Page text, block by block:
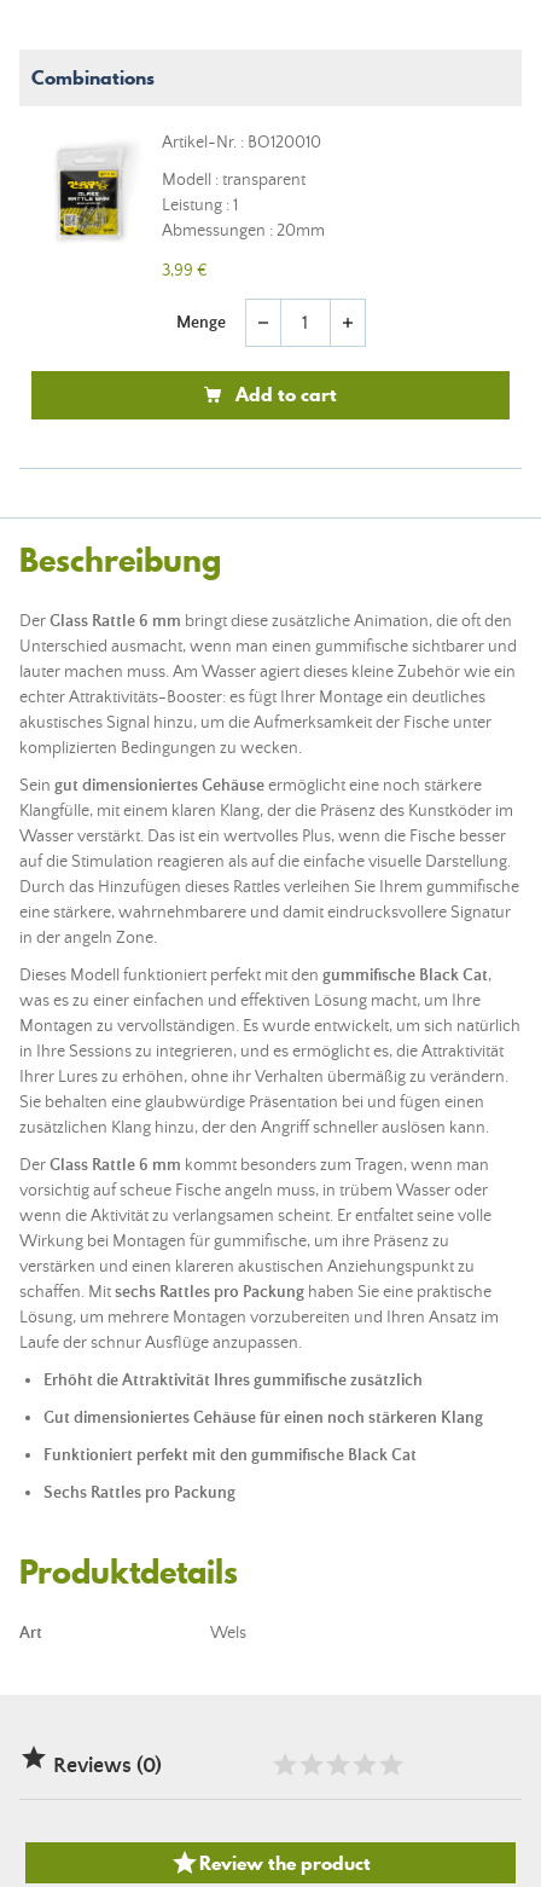
Combinations
Artikel-Nr. : BO120010
Modell : transparent
Leistung : 1
Abmessungen : 20mm
3,99 €
Menge remove add
Add to cart
Beschreibung
DerGlass Rattle 6 mm bringt diese zusätzliche Animation, die oft den
Unterschied ausmacht, wenn man einen gummifische sichtbarer und
lauter machen muss. Am Wasser agiert dieses kleine Zubehör wie ein
echter Attraktivitäts-Booster: es fügt Ihrer Montage ein deutliches
akustisches Signal hinzu, um die Aufmerksamkeit der Fische unter
komplizierten Bedingungen zu wecken.
Sein gut dimensioniertes Gehäuseermöglicht eine noch stärkere
Klangfülle, mit einem klaren Klang, der die Präsenz des Kunstköder im
Wasser verstärkt. Das ist ein wertvolles Plus, wenn die Fische besser
auf die Stimulation reagieren als auf die einfache visuelle Darstellung.
Durch das Hinzufügen dieses Rattles verleihen Sie Ihrem gummifische
eine stärkere, wahrnehmbarere und damit eindrucksvollere Signatur
in der angeln Zone.
Dieses Modell funktioniert perfekt mit den gummifische Black Cat,
was es zu einer einfachen und effektiven Lösung macht, um Ihre
Montagen zu vervollständigen. Es wurde entwickelt, um sich natürlich
in Ihre Sessions zu integrieren, und es ermöglicht es, die Attraktivität
Ihrer Lureszu erhöhen, ohne ihr Verhalten übermäßig zu verändern.
Sie behalten eine glaubwürdige Präsentation bei und fügen einen
zusätzlichen Klang hinzu, der den Angriff schneller auslösen kann.
DerGlass Rattle 6 mm kommt besonders zum Tragen, wenn man
vorsichtig auf scheue Fische angeln muss, in trübem Wasser oder
wenn die Aktivität zu verlangsamen scheint. Er entfaltet seine volle
Wirkung bei Montagen für gummifische, um ihre Präsenz zu
verstärken und einen klareren akustischen Anziehungspunkt zu
schaffen. Mitsechs Rattles pro Packung haben Sie eine praktische
Lösung, um mehrere Montagen vorzubereiten und Ihren Ansatz im
Laufe der schnur Ausflüge anzupassen.
Erhöht die Attraktivität Ihres gummifische zusätzlich
Gut dimensioniertes Gehäuse für einen noch stärkeren Klang
Funktioniert perfekt mit den gummifische Black Cat
Sechs Rattles pro Packung
Produktdetails
Art Wels
 Reviews (0)
Review the product